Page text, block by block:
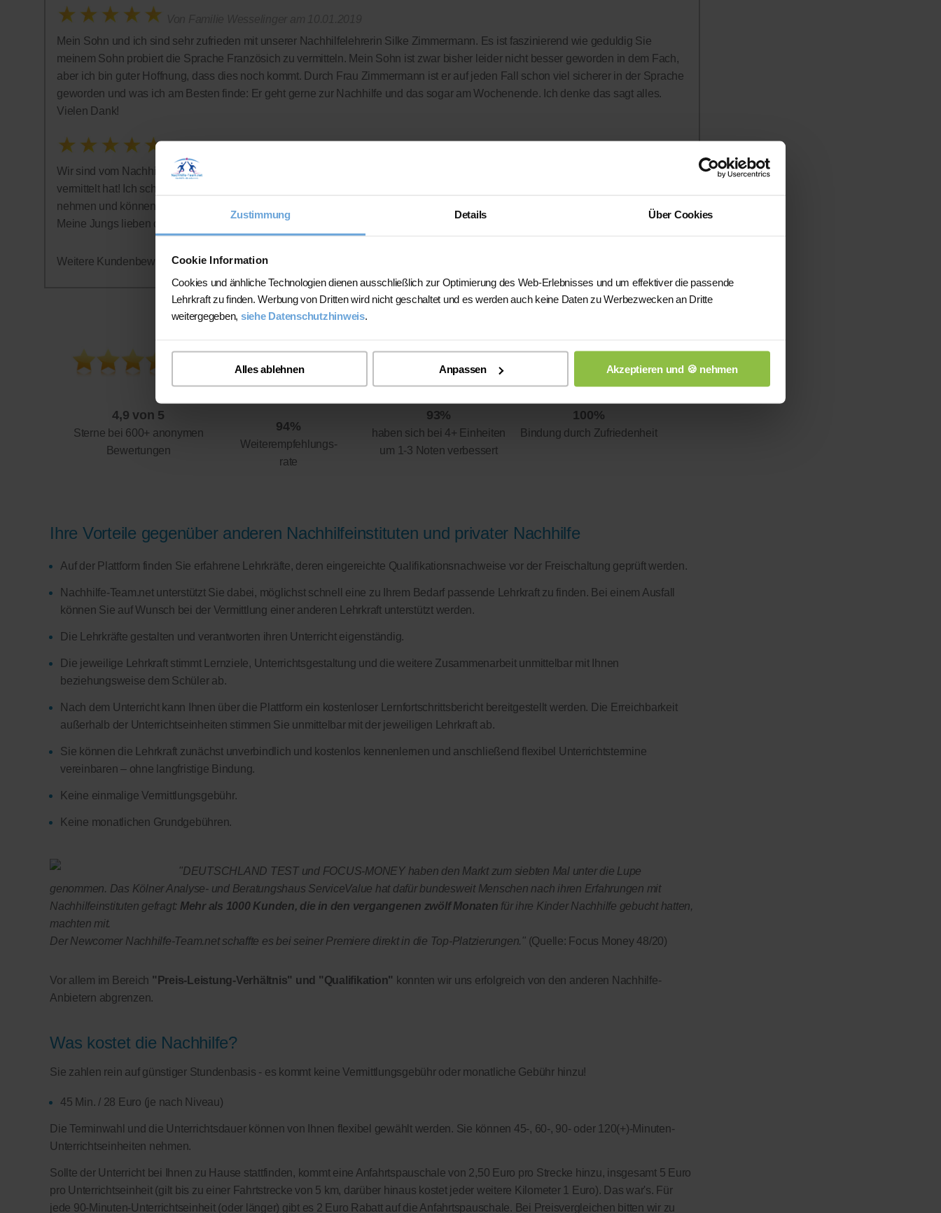
Zustimmung Details Über Cookies
Cookie Information
Cookies und änhliche Technologien dienen ausschließlich zur Optimierung des Web-Erlebnisses und um effektiver die passende
Lehrkraft zu finden. Werbung von Dritten wird nicht geschaltet und es werden auch keine Daten zu Werbezwecken an Dritte
weitergegeben, siehe Datenschutzhinweis.
Alles ablehnen Anpassen Akzeptieren und 🍪 nehmen
Mein Sohn und ich sind sehr zufrieden mit unserer Nachhilfelehrerin Silke Zimmermann. Es ist faszinierend wie geduldig Sie
meinem Sohn probiert die Sprache Französich zu vermitteln. Mein Sohn ist zwar bisher leider nicht besser geworden in dem Fach,
aber ich bin guter Hoffnung, dass dies noch kommt. Durch Frau Zimmermann ist er auf jeden Fall schon viel sicherer in der Sprache
geworden und was ich am Besten finde: Er geht gerne zur Nachhilfe und das sogar am Wochenende. Ich denke das sagt alles.
Vielen Dank!
Wir sind vom Nachhilfe-Team restlos begeistert: Tolle Organisation, die uns zu fairen Preisen wirklich tolle Nachhilfelehrerinnen
vermittelt hat! Ich schätze auch sehr, dass auf ein Abo komplett verzichtet wird - wir zahlen nur die Leistung, die wir auch in Anspruch
nehmen und können jederzeit aufhören - was wir allerdings auch bei deutlich besseren Noten so schnell nicht machen werden!
Meine Jungs lieben die Nachhilfestunden - wer hätte das gedacht!?
Weitere Kundenbewertungen finden Sie auf der offiziellen Bewertungsplattform
4,9 von 5
Sterne bei 600+ anonymen
Bewertungen
94%
Weiterempfehlungs-
rate
93%
haben sich bei 4+ Einheiten
um 1-3 Noten verbessert
100%
Bindung durch Zufriedenheit
Ihre Vorteile gegenüber anderen Nachhilfeinstituten und privater Nachhilfe
Auf der Plattform finden Sie erfahrene Lehrkräfte, deren eingereichte Qualifikationsnachweise vor der Freischaltung geprüft werden.
Nachhilfe-Team.net unterstützt Sie dabei, möglichst schnell eine zu Ihrem Bedarf passende Lehrkraft zu finden. Bei einem Ausfall
können Sie auf Wunsch bei der Vermittlung einer anderen Lehrkraft unterstützt werden.
Die Lehrkräfte gestalten und verantworten ihren Unterricht eigenständig.
Die jeweilige Lehrkraft stimmt Lernziele, Unterrichtsgestaltung und die weitere Zusammenarbeit unmittelbar mit Ihnen
beziehungsweise dem Schüler ab.
Nach dem Unterricht kann Ihnen über die Plattform ein kostenloser Lernfortschrittsbericht bereitgestellt werden. Die Erreichbarkeit
außerhalb der Unterrichtseinheiten stimmen Sie unmittelbar mit der jeweiligen Lehrkraft ab.
Sie können die Lehrkraft zunächst unverbindlich und kostenlos kennenlernen und anschließend flexibel Unterrichtstermine
vereinbaren – ohne langfristige Bindung.
Keine einmalige Vermittlungsgebühr.
Keine monatlichen Grundgebühren.
"DEUTSCHLAND TEST und FOCUS-MONEY haben den Markt zum siebten Mal unter die Lupe
genommen. Das Kölner Analyse- und Beratungshaus ServiceValue hat dafür bundesweit Menschen nach ihren Erfahrungen mit
Nachhilfeinstituten gefragt: Mehr als 1000 Kunden, die in den vergangenen zwölf Monaten für ihre Kinder Nachhilfe gebucht hatten,
machten mit.
Der Newcomer Nachhilfe-Team.net schaffte es bei seiner Premiere direkt in die Top-Platzierungen."(Quelle: Focus Money 48/20)
Vor allem im Bereich "Preis-Leistung-Verhältnis" und "Qualifikation" konnten wir uns erfolgreich von den anderen Nachhilfe-
Anbietern abgrenzen.
Was kostet die Nachhilfe?
Sie zahlen rein auf günstiger Stundenbasis - es kommt keine Vermittlungsgebühr oder monatliche Gebühr hinzu!
45 Min. / 28 Euro (je nach Niveau)
Die Terminwahl und die Unterrichtsdauer können von Ihnen flexibel gewählt werden. Sie können 45-, 60-, 90- oder 120(+)-Minuten-
Unterrichtseinheiten nehmen.
Sollte der Unterricht bei Ihnen zu Hause stattfinden, kommt eine Anfahrtspauschale von 2,50 Euro pro Strecke hinzu, insgesamt 5 Euro
pro Unterrichtseinheit (gilt bis zu einer Fahrtstrecke von 5 km, darüber hinaus kostet jeder weitere Kilometer 1 Euro). Das war's. Für
jede 90-Minuten-Unterrichtseinheit (oder länger) gibt es 2 Euro Rabatt auf die Anfahrtspauschale. Bei Preisvergleichen bitten wir zu